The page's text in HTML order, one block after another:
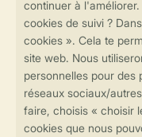
Réservations en
Transmission
Paiement sécurisé